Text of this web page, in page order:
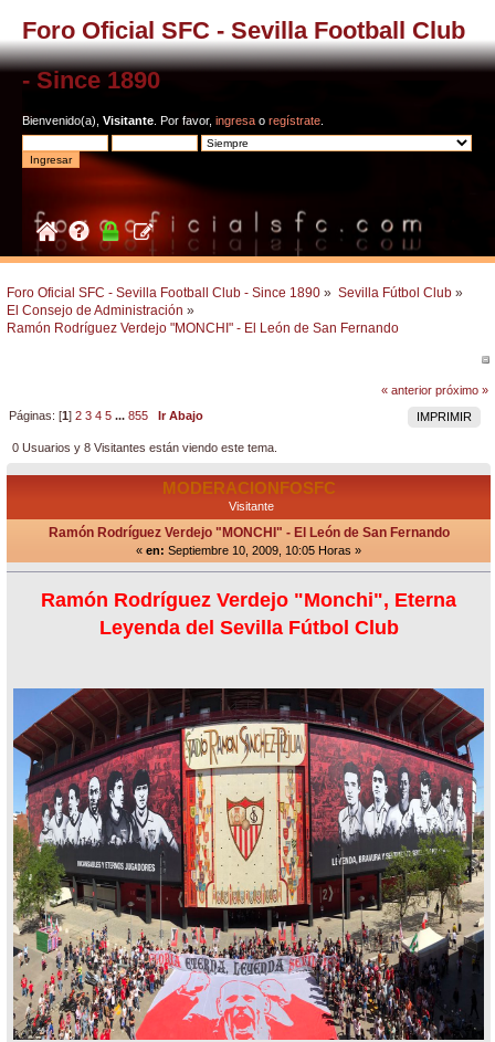
Foro Oficial SFC - Sevilla Football Club
- Since 1890
Bienvenido(a), Visitante . Por favor, ingresa o regístrate
Foro Oficial SFC - Sevilla Football Club - Since 1890 » Sevilla Fútbol Club »
El Consejo de Administración »
Ramón Rodríguez Verdejo "MONCHI" - El León de San Fernando
« anterior próximo »
IMPRIMIR
Páginas: [1]2 3 4 5 ...855 Ir Abajo
0 Usuarios y 8 Visitantes están viendo este tema.
MODERACIONFOSFC
Visitante
Ramón Rodríguez Verdejo "MONCHI" - El León de San Fernando
« en: Septiembre 10, 2009, 10:05 Horas »
Ramón Rodríguez Verdejo "Monchi", Eterna
Leyenda del Sevilla Fútbol Club